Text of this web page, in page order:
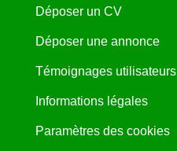
Déposer un CV
Déposer une annonce
Témoignages utilisateurs
Informations légales
Paramètres des cookies